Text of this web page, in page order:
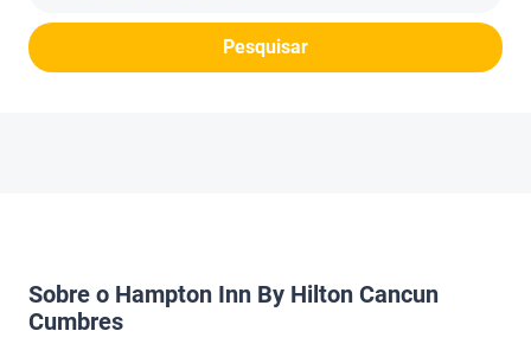
Pesquisar
Sobre o Hampton Inn By Hilton Cancun
Cumbres